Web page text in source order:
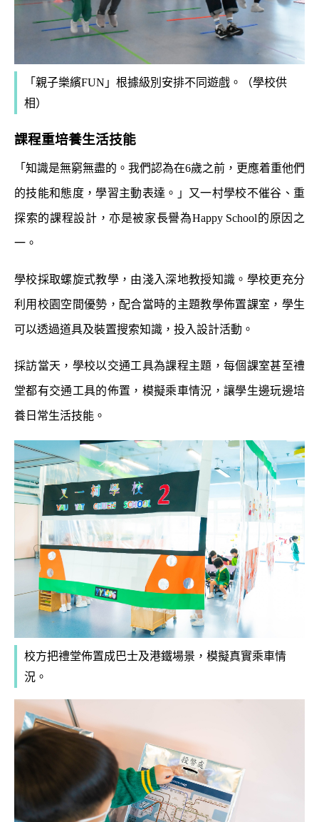
「親子樂繽FUN 」 根據級別安排不同遊戲。（學校供
相）
課程重培養生活技能
「知識是無窮無盡的。我們認為在6歲之前，更應着重他們
的技能和態度，學習主動表達。」又一村學校不催谷、重
探索的課程設計，亦是被家長譽為Happy School的原因之
一。
學校採取螺旋式教學，由淺入深地教授知識。學校更充分
利用校園空間優勢，配合當時的主題教學佈置課室，學生
可以透過道具及裝置搜索知識，投入設計活動。
採訪當天，學校以交通工具為課程主題，每個課室甚至禮
堂都有交通工具的佈置，模擬乘車情況，讓學生邊玩邊培
養日常生活技能。
校方把禮堂佈置成巴士及港鐵場景，模擬真實乘車情
況。